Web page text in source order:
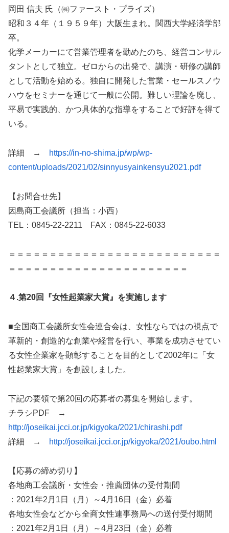
岡田 信夫 氏（㈱ファースト・プライズ）
昭和３４年（１９５９年）大阪生まれ。関西大学経済学部
卒。
化学メーカーにて営業管理者を勤めたのち、経営コンサル
タントとして独立。ゼロからの出発で、講演・研修の講師
として活動を始める。独自に開発した営業・セールスノウ
ハウをセミナーを通じて一般に公開。難しい理論を廃し、
平易で実践的、かつ具体的な指導をすることで好評を得て
いる。
詳細 →
https://in-no-shima.jp/wp/wp-
content/uploads/2021/02/sinnyusyainkensyu2021.pdf
【お問合せ先】
因島商工会議所（担当：小西）
TEL：0845-22-2211 FAX：0845-22-6033
＝＝＝＝＝＝＝＝＝＝＝＝＝＝＝＝＝＝＝＝＝＝＝＝＝＝
＝＝＝＝＝＝＝＝＝＝＝＝＝＝＝＝＝＝＝＝＝＝
４.第20回『女性起業家大賞』を実施します
■全国商工会議所女性会連合会は、女性ならではの視点で
革新的・創造的な創業や経営を行い、事業を成功させてい
る女性企業家を顕彰することを目的として2002年に「女
性起業家大賞」を創設しました。
下記の要領で第20回の応募者の募集を開始します。
チラシPDF →
http://joseikai.jcci.or.jp/kigyoka/2021/chirashi.pdf
詳細 →
http://joseikai.jcci.or.jp/kigyoka/2021/oubo.html
【応募の締め切り】
各地商工会議所・女性会・推薦団体の受付期間
：2021年2月1日（月）～4月16日（金）必着
各地女性会などから全商女性連事務局への送付受付期間
：2021年2月1日（月）～4月23日（金）必着